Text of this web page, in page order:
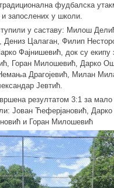
фудбалска
запослених у школи.
у саставу: Милош
Дениз Цалаган, Филип
Фајнишевић, док су екипу
Горан Милошевић, Дарко
Драгојевић, Милан
Јевтић.
резултатом 3:1 за мало
Јован Ћеферјановић,
и Горан Милошевић